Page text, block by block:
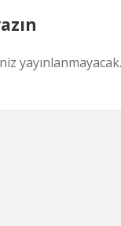
yayınlanmayacak.